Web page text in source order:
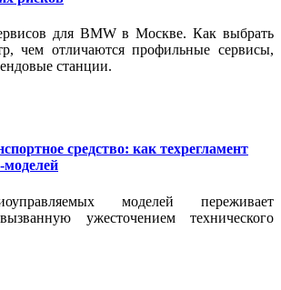
для BMW в Москве. Как выбрать
чем отличаются профильные сервисы,
станции.
средство: как техрегламент
моделей переживает
ужесточением технического